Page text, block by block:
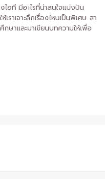
อที มีอะไรที่น่าสนใจแบ่งปัน
ราเจาะลึกเรื่องไหนเป็นพิเศษ สา
กษาและมาเขียนบทความให้เพื่อ